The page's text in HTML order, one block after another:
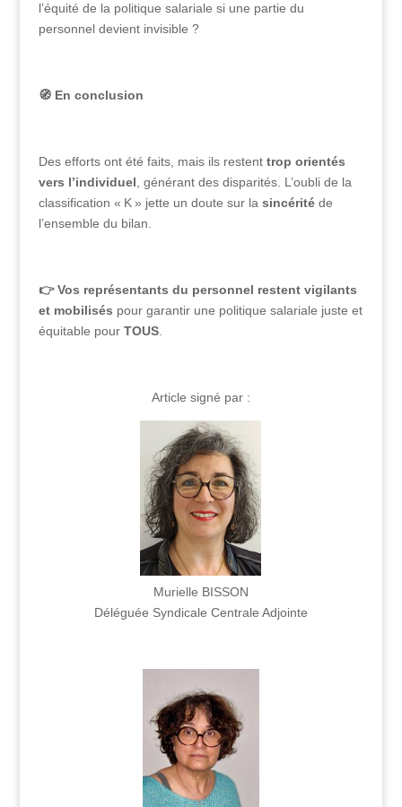
l’équité de la politique salariale si une partie du
personnel devient invisible ?
🧭En conclusion
Des efforts ont été faits, mais ils restent trop orientés
vers l’individuel , générant des disparités. L’oubli de la
classification « K » jette un doute sur la sincéritéde
l’ensemble du bilan.
👉 Vos représentants du personnel restent vigilants
et mobilisés pour garantir une politique salariale juste et
équitable pour TOUS.
Article signé par :
Murielle BISSON
Déléguée Syndicale Centrale Adjointe